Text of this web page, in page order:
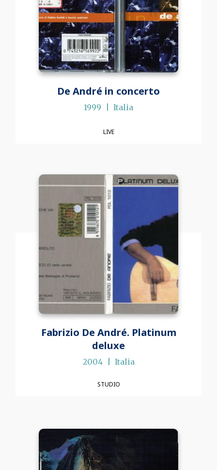
De André in concerto
1999 Italia
LIVE
Fabrizio De André. Platinum
deluxe
2004 Italia
STUDIO